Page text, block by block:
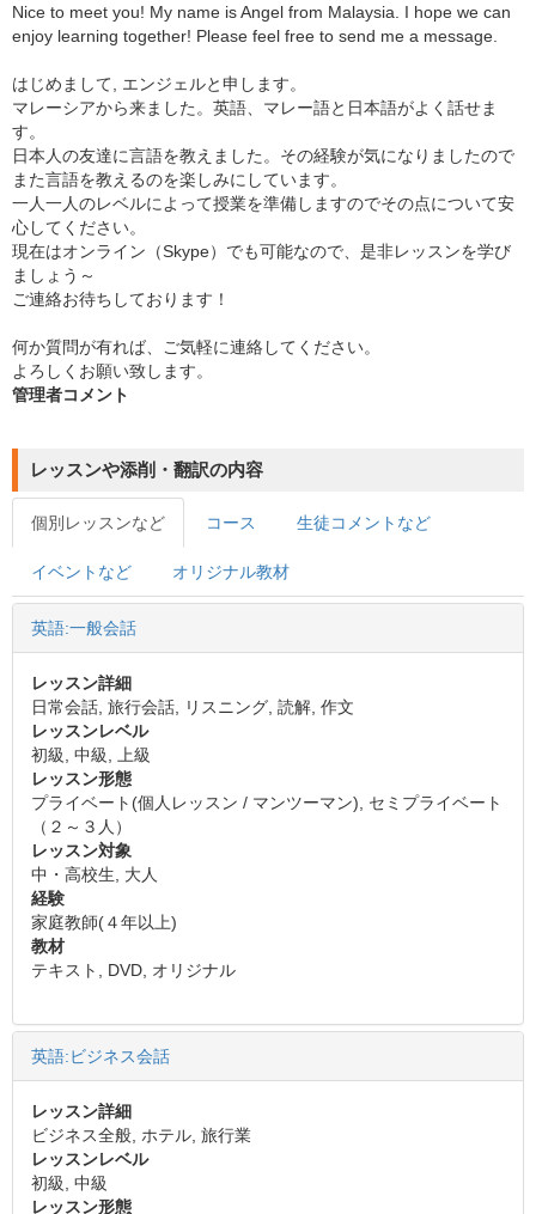
Nice to meet you! My name is Angel from Malaysia. I hope we can
enjoy learning together! Please feel free to send me a message.
はじめまして, エンジェルと申します。
マレーシアから来ました。英語、マレー語と日本語がよく話せま
す。
日本人の友達に言語を教えました。その経験が気になりましたので
また言語を教えるのを楽しみにしています。
一人一人のレベルによって授業を準備しますのでその点について安
心してください。
現在はオンライン（Skype）でも可能なので、是非レッスンを学び
ましょう～
ご連絡お待ちしております！
何か質問が有れば、ご気軽に連絡してください。
よろしくお願い致します。
管理者コメント
レッスンや添削・翻訳の内容
個別レッスンなど コース 生徒コメントなど
イベントなど オリジナル教材
英語:一般会話
レッスン詳細
日常会話, 旅行会話, リスニング, 読解, 作文
レッスンレベル
初級, 中級, 上級
レッスン形態
プライベート(個人レッスン / マンツーマン), セミプライベート
（２～３人）
レッスン対象
中・高校生, 大人
経験
家庭教師(４年以上)
教材
テキスト, DVD, オリジナル
英語:ビジネス会話
レッスン詳細
ビジネス全般, ホテル, 旅行業
レッスンレベル
初級, 中級
レッスン形態